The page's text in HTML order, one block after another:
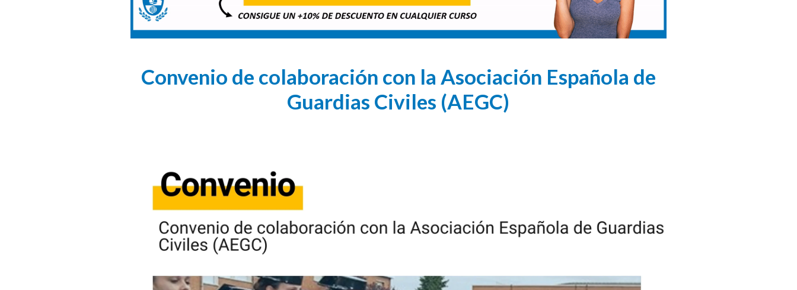
Convenio de colaboración con la Asociación Española de
Guardias Civiles (AEGC)